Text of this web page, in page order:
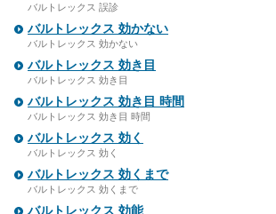
バルトレックス 誤診
バルトレックス 効かない
バルトレックス 効かない
バルトレックス 効き目
バルトレックス 効き目
バルトレックス 効き目 時間
バルトレックス 効き目 時間
バルトレックス 効く
バルトレックス 効く
バルトレックス 効くまで
バルトレックス 効くまで
バルトレックス 効能